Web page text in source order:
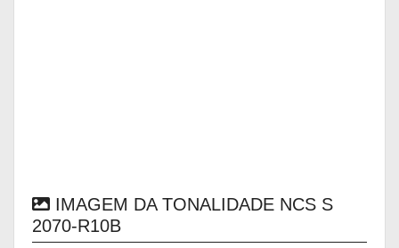
IMAGEM DA TONALIDADE NCS S
2070-R10B